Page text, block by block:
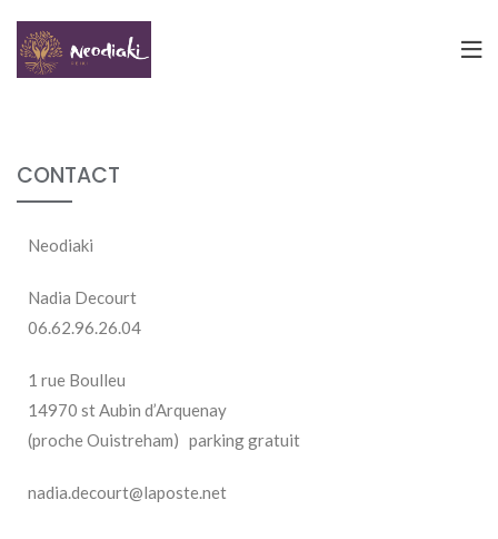
CONTACT
Neodiaki
Nadia Decourt
06.62.96.26.04
1 rue Boulleu
14970 st Aubin d’Arquenay
(proche Ouistreham) parking gratuit
nadia.decourt@laposte.net